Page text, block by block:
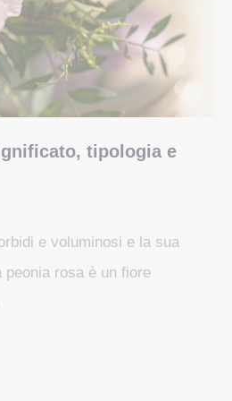
tipologia e
e voluminosi e la sua
rosa è un fiore